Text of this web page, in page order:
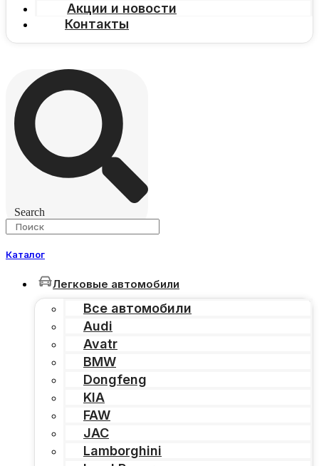
Акции и новости
Контакты
Search
Каталог
Легковые автомобили
Все автомобили
Audi
Avatr
BMW
Dongfeng
KIA
FAW
JAC
Lamborghini